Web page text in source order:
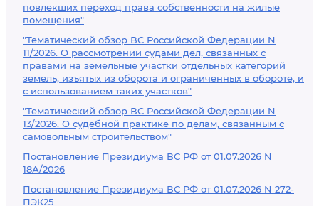
повлекших переход права собственности на жилые
помещения"
"Тематический обзор ВС Российской Федерации N
11/2026. О рассмотрении судами дел, связанных с
правами на земельные участки отдельных категорий
земель, изъятых из оборота и ограниченных в обороте, и
с использованием таких участков"
"Тематический обзор ВС Российской Федерации N
13/2026. О судебной практике по делам, связанным с
самовольным строительством"
Постановление Президиума ВС РФ от 01.07.2026 N
18А/2026
Постановление Президиума ВС РФ от 01.07.2026 N 272-
ПЭК25